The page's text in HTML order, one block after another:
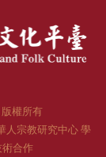
權所有
人宗教研究中心 學
合作